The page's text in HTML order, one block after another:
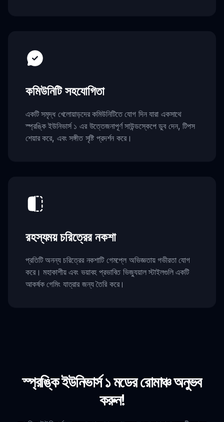
কমিউনিটি সহযোগিতা
একটি সমৃদ্ধ খেলোয়াড়দের কমিউনিটিতে যোগ দিন যারা একসাথে
স্প্রঙ্কি ইউনিভার্স ১ এর উত্তেজনাপূর্ণ সাউন্ডস্কেপে ডুব দেন, টিপস
শেয়ার করে, এবং সঙ্গীত সৃষ্টি প্রদর্শন করে।
রহস্যময় চরিত্রের নকশা
প্রতিটি অনন্য চরিত্রের নকশাটি গেমপ্লে অভিজ্ঞতায় গভীরতা যোগ
করে। মহাকাশীয় এবং ভয়াবহ প্রভাবিত ভিজ্যুয়াল স্টাইলগুলি একটি
আকর্ষক গেমিং যাত্রার জন্য তৈরি করে।
স্প্রঙ্কি ইউনিভার্স ১ মডের রোমাঞ্চ অনুভব
করুন!